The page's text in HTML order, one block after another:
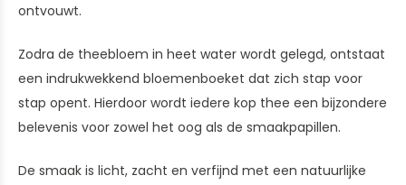
ontvouwt.
Zodra de theebloem in heet water wordt gelegd, ontstaat
een indrukwekkend bloemenboeket dat zich stap voor
stap opent. Hierdoor wordt iedere kop thee een bijzondere
belevenis voor zowel het oog als de smaakpapillen.
De smaak is licht, zacht en verfijnd met een natuurlijke